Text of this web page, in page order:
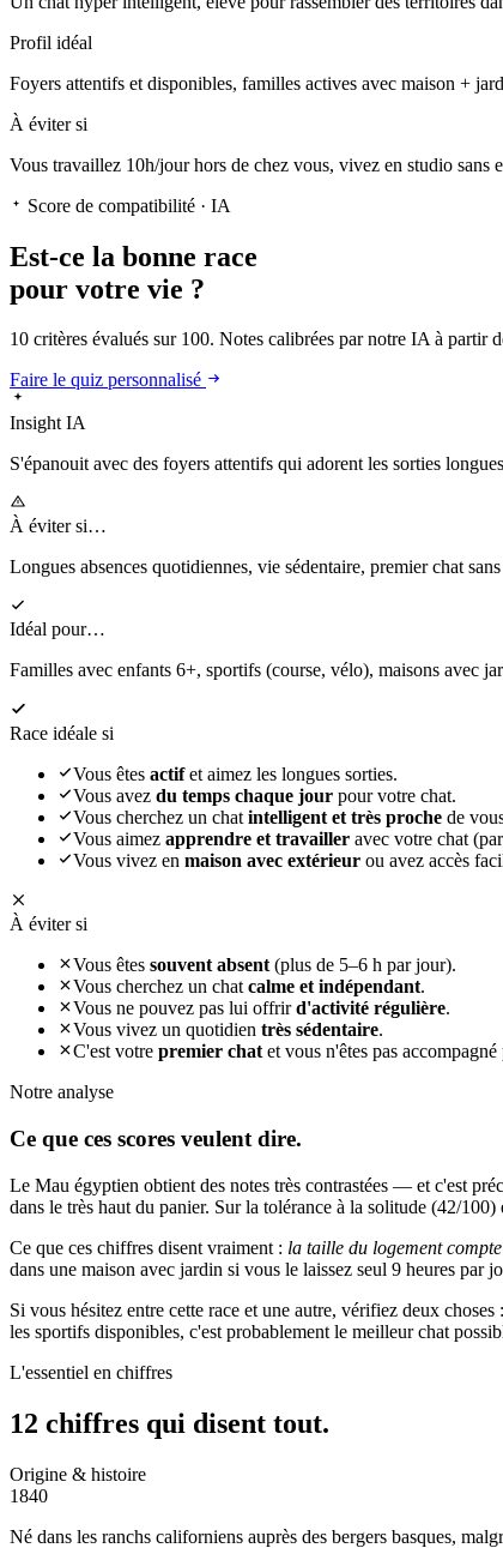
Profil idéal
Foyers attentifs et disponibles, familles actives avec maison +
À éviter si
Vous travaillez 10h/jour hors de chez vous, vivez en studio
Score de compatibilité · IA
Est-ce la bonne race
pour votre vie ?
10 critères évalués sur 100. Notes calibrées par notre IA à partir
Faire le quiz personnalisé
Insight IA
S'épanouitavec des foyers attentifs qui adorent les sorties
À éviter si…
Longues absences quotidiennes, vie sédentaire, premier chat
Idéal pour…
Familles avec enfants 6+, sportifs (course, vélo), maisons avec
Race idéale si
Vous êtes actifet aimez les longues sorties.
Vous avez du temps chaque jour pour votre chat.
Vous cherchez un chatintelligent et très proche de
Vous aimez apprendre et travailler avec votre chat
Vous vivez en maison avec extérieur ou avez accès
À éviter si
Vous êtes souvent absent(plus de 5–6 h par jour).
Vous cherchez un chatcalme et indépendant.
Vous ne pouvez pas lui offrird'activité régulière.
Vous vivez un quotidien très sédentaire.
C'est votre premier chatet vous n'êtes pas accompagné
Notre analyse
Ce que ces scores veulent dire.
Le Mau égyptien obtient des notes très contrastées — et c'est
dans le très haut du panier. Sur la tolérance à la solitude (42/
Ce que ces chiffres disent vraiment : la taille du logement
dans une maison avec jardin si vous le laissez seul 9 heures par
Si vous hésitez entre cette race et une autre, vérifiez deux
les sportifs disponibles, c'est probablement le meilleur chat
L'essentiel en chiffres
12 chiffres qui disent tout.
Origine & histoire
1840
Né dans les ranchs californiens auprès des bergers basques,